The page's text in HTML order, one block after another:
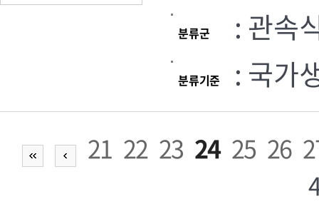
분류군 : 관속
분류기준 : 국가
21 22 23 24 25 26